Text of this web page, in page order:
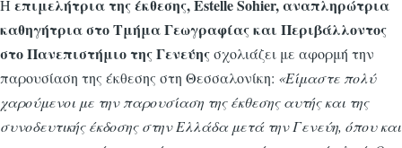
Η επιμελήτρια της έκθεσης,EstelleSohier, αναπληρώτρια
καθηγήτρια στο Τμήμα Γεωγραφίας και Περιβάλλοντος
στο Πανεπιστήμιο της Γενεύηςσχολιάζει με αφορμή την
παρουσίαση της έκθεσης στη Θεσσαλονίκη: «Είμαστε πολύ
χαρούμενοι με την παρουσίαση της έκθεσης αυτής και της
συνοδευτικής έκδοσης στην Ελλάδα μετά την Γενεύη, όπου και